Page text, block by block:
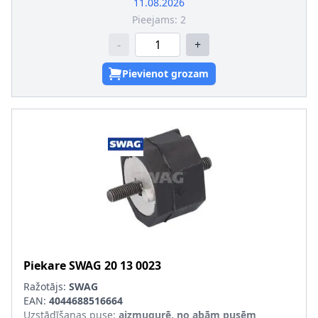
Pieejams: 2
- +
Pievienot grozam
PiekareSWAG 20 13 0023
Ražotājs: SWAG
EAN: 4044688516664
Uzstādīšanas puse: aizmugurē, no abām pusēm